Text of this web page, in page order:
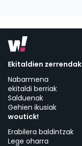
Ekitaldien zerrendak
Nabarmena
ekitaldi berriak
Salduenak
Gehien ikusiak
woutick!
Erabilera baldintzak
Lege oharra